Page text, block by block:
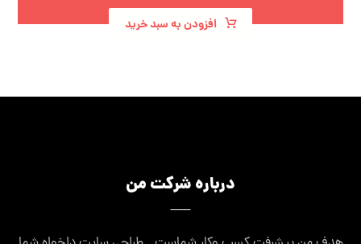
افزودن به سبد خرید
درباره شرکت من